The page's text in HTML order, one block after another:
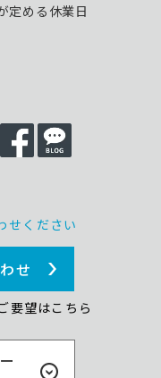
定める休業日
せください
せ
要望はこちら